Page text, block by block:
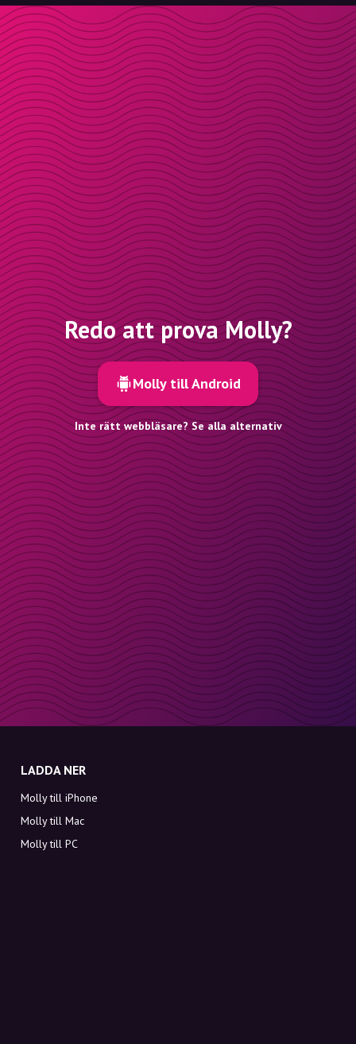
Redo att prova Molly?
Molly till Android
Inte rätt webbläsare? Se alla alternativ
LADDA NER
Molly till iPhone
Molly till Mac
Molly till PC